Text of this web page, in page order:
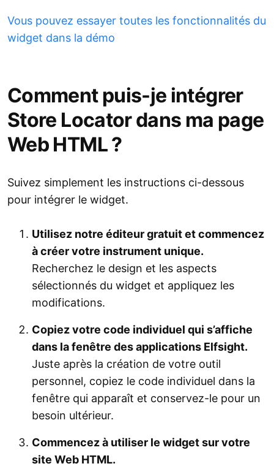
Vous pouvez essayer toutes les fonctionnalités du
widget dans la démo
Comment puis-je intégrer
Store Locator dans ma page
Web HTML ?
Suivez simplement les instructions ci-dessous
pour intégrer le widget.
Utilisez notre éditeur gratuit et commencez
à créer votre instrument unique.
Recherchez le design et les aspects
sélectionnés du widget et appliquez les
modifications.
Copiez votre code individuel qui s’affiche
dans la fenêtre des applications Elfsight.
Juste après la création de votre outil
personnel, copiez le code individuel dans la
fenêtre qui apparaît et conservez-le pour un
besoin ultérieur.
Commencez à utiliser le widget sur votre
site Web HTML.